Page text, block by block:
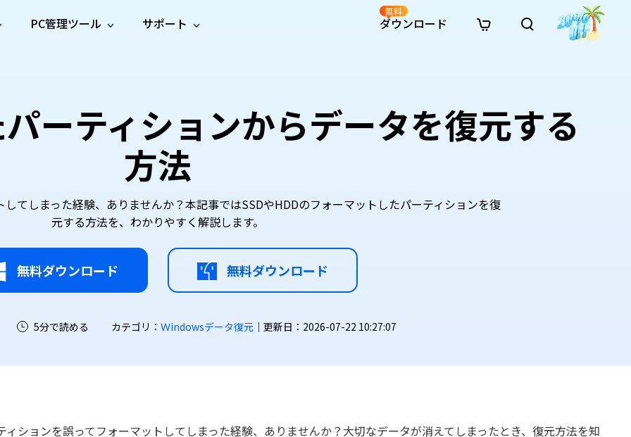
データ復元
のデータを復元
LINE データ復元
LINEのデータを復元
· USBデータ復元
· ゴミ箱復元
· ファイル復元
· エクセル復元
· 写真復元
· 動画復元
動画修
復
復
メント
修復
動画高
画質化
AI
オンライン写真修復
オンラインファイル修復
· シネマ風AI画像プロンプト
· アニメ実写化プロンプト
PC管理ツール
を検出・削除
新製
WindowsのDLLエラーを修復
Email Repair
破損したPST/OSTファイルを修復
· ハードディスクをクローン
· 重複検索（Mac）
· Cドライブを拡張
· ディスク容量を解放
· MBRをGPTに変換
· Macストレージを整理
サポート
イドセンター
ド
ダウンロード
無料
ーティションからデータを復元する
方法
てしまった経験、ありませんか？本記事ではSSDやHDDのフォーマットしたパーティションを復
元する方法を、わかりやすく解説します。
無料ダウンロード 無料ダウンロード
5分で読める カテゴリ： Ｗindowsデータ復元 ｜更新日：2026-07-22 10:27:07
ィションを誤ってフォーマットしてしまった経験、ありませんか？大切なデータが消えてしまったとき、復元方法を知